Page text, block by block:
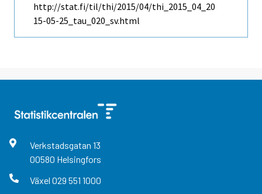
http://stat.fi/til/thi/2015/04/thi_2015_04_20
15-05-25_tau_020_sv.html
Verkstadsgatan 13
00580 Helsingfors
Växel 029 551 1000